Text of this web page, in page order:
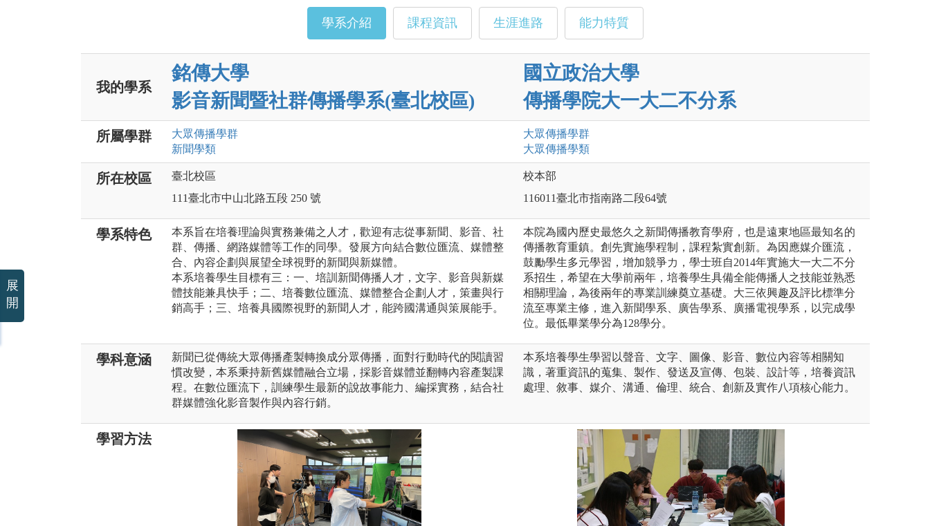
學系介紹 課程資訊 生涯進路 能力特質
我的學系
銘傳大學
影音新聞暨社群傳播學系(臺北校區)
國立政治大學
傳播學院大一大二不分系
所屬學群 大眾傳播學群
新聞學類
大眾傳播學群
大眾傳播學類
所在校區
臺北校區
111臺北市中山北路五段 250 號
校本部
116011臺北市指南路二段64號
學系特色
本系旨在培養理論與實務兼備之人才，歡迎有志從事新聞、影音、社
群、傳播、網路媒體等工作的同學。發展方向結合數位匯流、媒體整
合、內容企劃與展望全球視野的新聞與新媒體。
本系培養學生目標有三：一、培訓新聞傳播人才，文字、影音與新媒
體技能兼具快手；二、培養數位匯流、媒體整合企劃人才，策畫與行
銷高手；三、培養具國際視野的新聞人才，能跨國溝通與策展能手。
本院為國內歷史最悠久之新聞傳播教育學府，也是遠東地區最知名的
傳播教育重鎮。創先實施學程制，課程紮實創新。為因應媒介匯流，
鼓勵學生多元學習，增加競爭力，學士班自2014年實施大一大二不分
系招生，希望在大學前兩年，培養學生具備全能傳播人之技能並熟悉
相關理論，為後兩年的專業訓練奠立基礎。大三依興趣及評比標準分
流至專業主修，進入新聞學系、廣告學系、廣播電視學系，以完成學
位。最低畢業學分為128學分。
學科意涵
新聞已從傳統大眾傳播產製轉換成分眾傳播，面對行動時代的閱讀習
慣改變，本系秉持新舊媒體融合立場，採影音媒體並翻轉內容產製課
程。在數位匯流下，訓練學生最新的說故事能力、編採實務，結合社
群媒體強化影音製作與內容行銷。
本系培養學生學習以聲音、文字、圖像、影音、數位內容等相關知
識，著重資訊的蒐集、製作、發送及宣傳、包裝、設計等，培養資訊
處理、敘事、媒介、溝通、倫理、統合、創新及實作八項核心能力。
學習方法
展
開